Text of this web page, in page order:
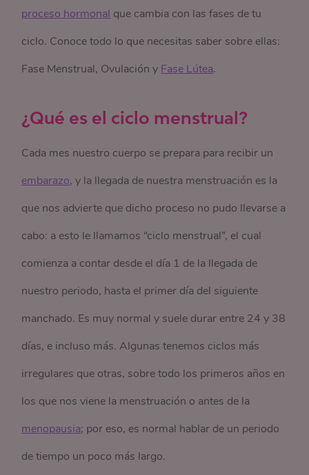
proceso hormonal que cambia con las fases de tu
ciclo. Conoce todo lo que necesitas saber sobre ellas:
Fase Menstrual, Ovulación y Fase Lútea.
¿Qué es el ciclo menstrual?
Cada mes nuestro cuerpo se prepara para recibir un
embarazo, y la llegada de nuestra menstruación es la
que nos advierte que dicho proceso no pudo llevarse a
cabo: a esto le llamamos “ciclo menstrual”, el cual
comienza a contar desde el día 1 de la llegada de
nuestro periodo, hasta el primer día del siguiente
manchado. Es muy normal y suele durar entre 24 y 38
días, e incluso más. Algunas tenemos ciclos más
irregulares que otras, sobre todo los primeros años en
los que nos viene la menstruación o antes de la
menopausia; por eso, es normal hablar de un periodo
de tiempo un poco más largo.